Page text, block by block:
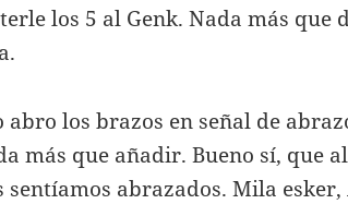
los 5 al Genk. Nada más que
abro los brazos en señal de
más que añadir. Bueno sí, que
sentíamos abrazados. Mila